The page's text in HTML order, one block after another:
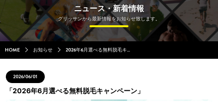
ニュース・新着情報
グリッサンから最新情報をお知らせ致します。
HOME お知らせ 2026年6月選べる無料脱毛キ...
2026/06/01
「2026年6月選べる無料脱毛キャンペーン」